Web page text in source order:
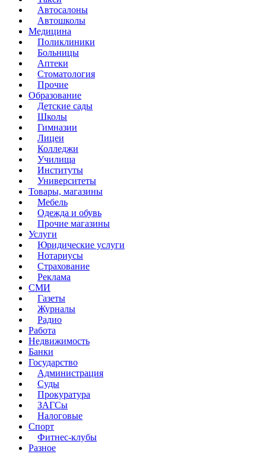
Автосалоны
Автошколы
Медицина
Поликлиники
Больницы
Аптеки
Стоматология
Прочие
Образование
Детские сады
Школы
Гимназии
Лицеи
Колледжи
Училища
Институты
Университеты
Товары, магазины
Мебель
Одежда и обувь
Прочие магазины
Услуги
Юридические услуги
Нотариусы
Страхование
Реклама
СМИ
Газеты
Журналы
Радио
Работа
Недвижимость
Банки
Государство
Администрация
Суды
Прокуратура
ЗАГСы
Налоговые
Спорт
Фитнес-клубы
Разное